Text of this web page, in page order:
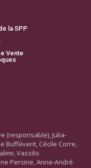
la SPP
Vente
(responsable), Julia-
Buffévent, Cécile Corre,
Vassilis
Persine, Anne-André